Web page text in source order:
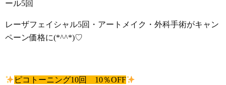
ール5回
レーザフェイシャル5回・アートメイク・外科手術がキャン
ペーン価格に(*^^*)♡ㅤㅤㅤㅤㅤㅤㅤㅤㅤㅤㅤㅤ
ピコトーニング10回 10％OFF